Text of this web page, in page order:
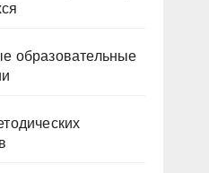
образовательные